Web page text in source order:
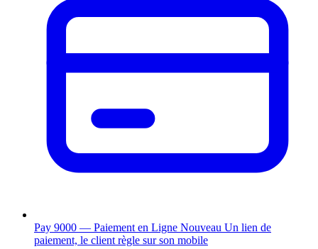
Pay 9000 — Paiement en Ligne Nouveau Un lien de
paiement, le client règle sur son mobile